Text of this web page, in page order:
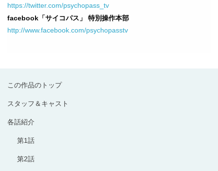
この作品のトップ
スタッフ＆キャスト
各話紹介
第1話
第2話
https://twitter.com/psychopass_tv
facebook「サイコパス」 特別操作本部
http://www.facebook.com/psychopasstv